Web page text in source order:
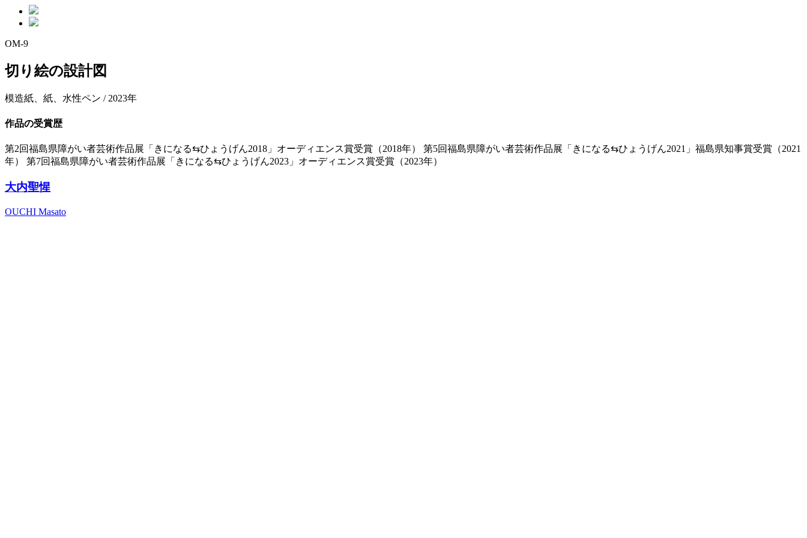
OM-9
切り絵の設計図
模造紙、紙、水性ペン / 2023年
作品の受賞歴
第2回福島県障がい者芸術作品展「きになる⇆ひょうげん2018」オーディエンス賞受賞（2018年） 第5回福島県障がい者芸術作品展「きになる⇆ひょうげん2021」福島県知事賞受賞（2021
年） 第7回福島県障がい者芸術作品展「きになる⇆ひょうげん2023」オーディエンス賞受賞（2023年）
大内聖惺
OUCHI Masato